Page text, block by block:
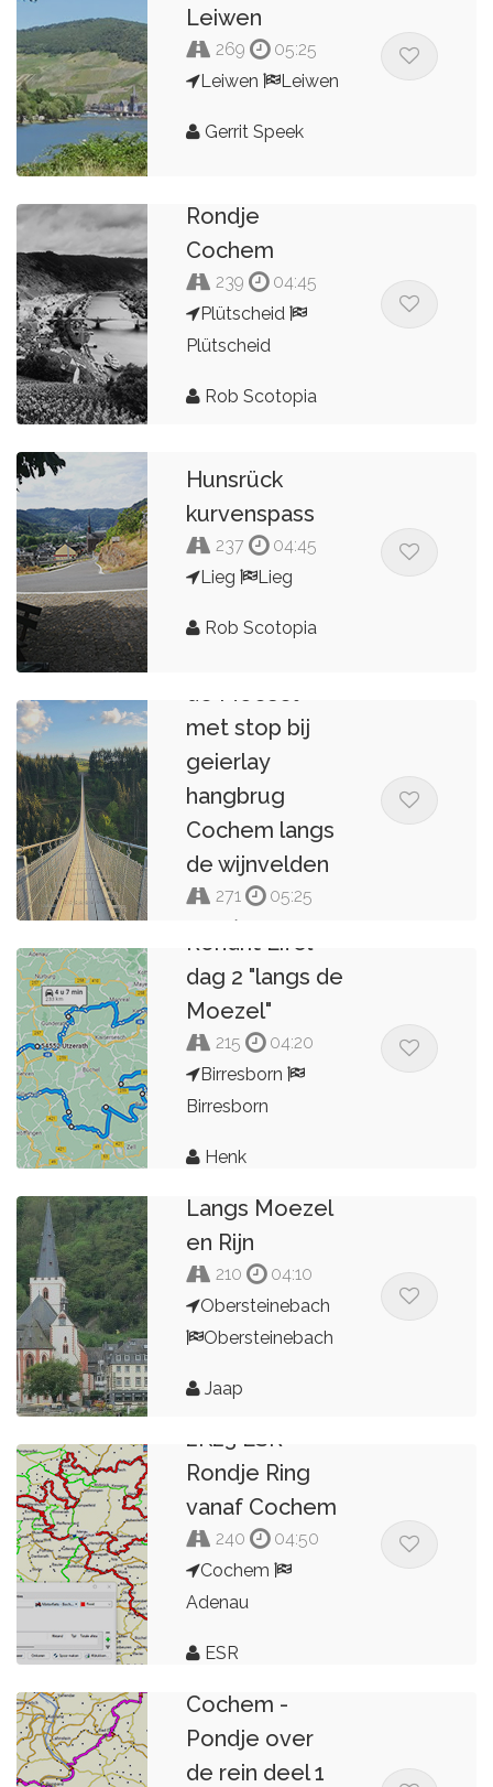
Leiwen
269
05:25
Leiwen
Leiwen
Gerrit Speek
Rondje
Cochem
239
04:45
Plütscheid
Plütscheid
Rob Scotopia
Hunsrück
kurvenspass
237
04:45
Lieg
Lieg
Rob Scotopia
Eifel dag 3
de Moesel
met stop bij
geierlay
hangbrug
Cochem langs
de wijnvelden
271
05:25
Reil
Nick Heijmink
Rondrit Eifel
dag 2 "langs de
Moezel"
215
04:20
Birresborn
Birresborn
Henk
Langs Moezel
en Rijn
210
04:10
Obersteinebach
Obersteinebach
Jaap
2K23 ESR
Rondje Ring
vanaf Cochem
240
04:50
Cochem
Adenau
ESR
2K23 ESR
Cochem -
Pondje over
de rein deel 1